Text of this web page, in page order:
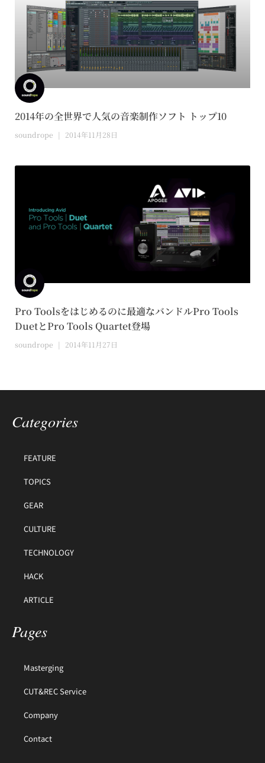
2014年の全世界で人気の音楽制作ソフト トップ10
soundrope 2014年11月28日
Pro Toolsをはじめるのに最適なバンドルPro Tools
DuetとPro Tools Quartet登場
soundrope 2014年11月27日
Categories
FEATURE
TOPICS
GEAR
CULTURE
TECHNOLOGY
HACK
ARTICLE
Pages
Masterging
CUT&REC Service
Company
Contact